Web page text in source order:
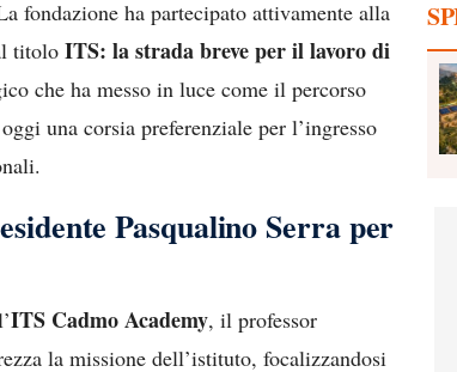
fondazione ha partecipato attivamente alla
titolo ITS: la strada breve per il lavoro di
che ha messo in luce come il percorso
una corsia preferenziale per l’ingresso
Pasqualino Serra per
ITS Cadmo Academy, il professor
la missione dell’istituto, focalizzandosi